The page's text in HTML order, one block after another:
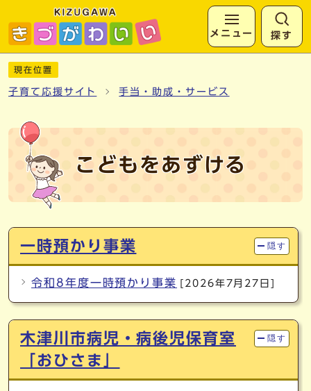
ページの先頭です
メニュー 探す
ここから本文です
現在位置
子育て応援サイト 手当・助成・サービス
こどもをあずける
メインメニュー
一時預かり事業 隠す
令和8年度一時預かり事業 [2026年7月27日]
木津川市病児・病後児保育室
「おひさま」
隠す